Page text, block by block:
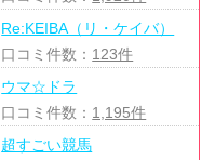
Re:KEIBA（リ・ケイバ）
口コミ件数： 123件
ウマ☆ドラ
口コミ件数： 1,195件
超すごい競馬